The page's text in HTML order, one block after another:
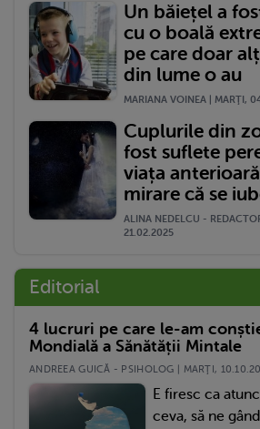
Un băiețel a
cu o boală
pe care doar
din lume o au
MARIANA VOINEA | MARŢI,
Cuplurile din
fost suflete
viața
mirare că se
ALINA NEDELCU -
21.02.2025
Editorial
4 lucruri pe care le-am
Mondială a Sănătății Mintale
ANDREEA GUICĂ - PSIHOLOG | MARŢI,
E firesc ca
ceva, să ne